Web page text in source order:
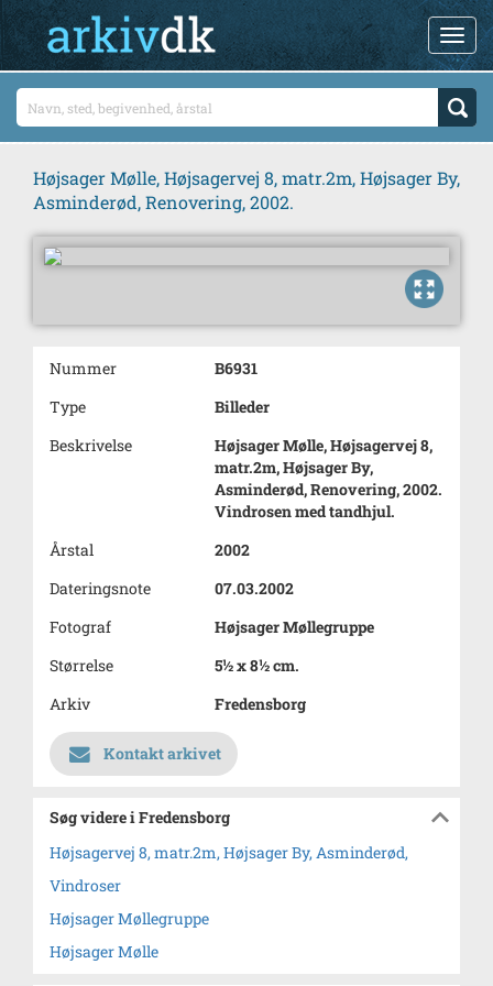
Højsager Mølle, Højsagervej 8, matr.2m, Højsager By,
Asminderød, Renovering, 2002.
Nummer
B6931
Type
Billeder
Beskrivelse
Højsager Mølle, Højsagervej 8,
matr.2m, Højsager By,
Asminderød, Renovering, 2002.
Vindrosen med tandhjul.
Årstal
2002
Dateringsnote
07.03.2002
Fotograf
Højsager Møllegruppe
Størrelse
5½ x 8½ cm.
Arkiv
Fredensborg
Kontakt arkivet
Søg videre i Fredensborg
Højsagervej 8, matr.2m, Højsager By, Asminderød,
Vindroser
Højsager Møllegruppe
Højsager Mølle